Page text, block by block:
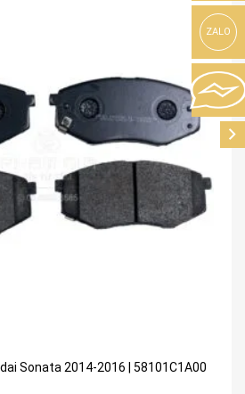
Sonata 2014-2016 | 58101C1A00
ZALO